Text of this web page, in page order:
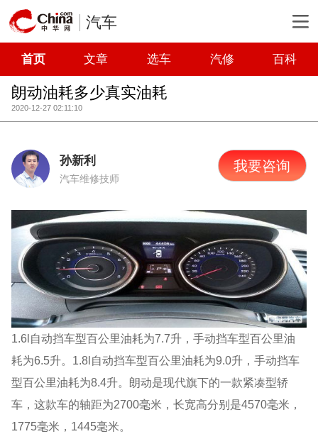
汽车
首页 文章 选车 汽修 百科
朗动油耗多少真实油耗
2020-12-27 02:11:10
孙新利
汽车维修技师
我要咨询
1.6l自动挡车型百公里油耗为7.7升，手动挡车型百公里油
耗为6.5升。1.8l自动挡车型百公里油耗为9.0升，手动挡车
型百公里油耗为8.4升。朗动是现代旗下的一款紧凑型轿
车，这款车的轴距为2700毫米，长宽高分别是4570毫米，
1775毫米，1445毫米。